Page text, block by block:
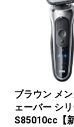
ブラウン メ
ェーバー シ
S85010cc【